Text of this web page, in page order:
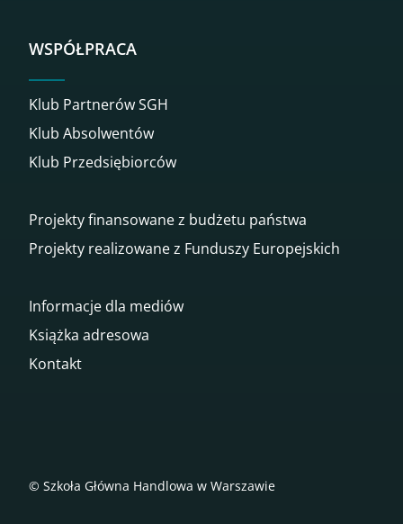
WSPÓŁPRACA
Klub Partnerów SGH
Klub Absolwentów
Klub Przedsiębiorców
Projekty finansowane z budżetu państwa
Projekty realizowane z Funduszy Europejskich
Informacje dla mediów
Książka adresowa
Kontakt
© Szkoła Główna Handlowa w Warszawie